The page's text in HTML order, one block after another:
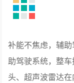
补能不焦虑，辅
助驾驶系统，整
头、超声波雷达